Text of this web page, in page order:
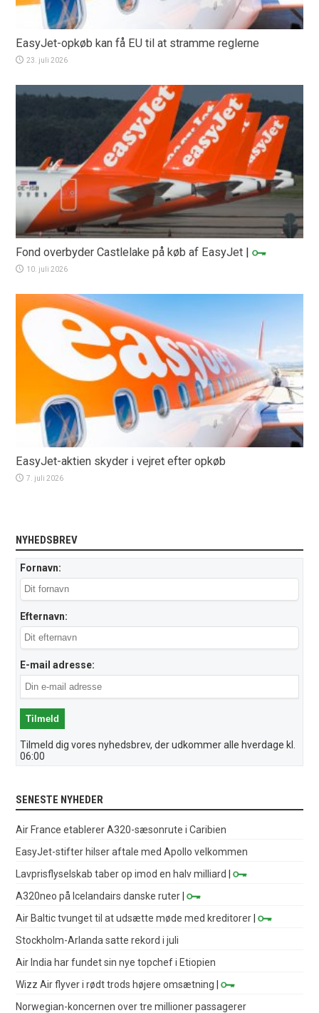
EasyJet-opkøb kan få EU til at stramme reglerne
23. juli 2026
Fond overbyder Castlelake på køb af EasyJet |
10. juli 2026
EasyJet-aktien skyder i vejret efter opkøb
7. juli 2026
NYHEDSBREV
Fornavn:
Efternavn:
E-mail adresse:
Tilmeld dig vores nyhedsbrev, der udkommer alle hverdage kl.
06:00
SENESTE NYHEDER
Air France etablerer A320-sæsonrute i Caribien
EasyJet-stifter hilser aftale med Apollo velkommen
Lavprisflyselskab taber op imod en halv milliard
|
A320neo på Icelandairs danske ruter |
Air Baltic tvunget til at udsætte møde med kreditorer |
Stockholm-Arlanda satte rekord i juli
Air India har fundet sin nye topchef i Etiopien
Wizz Air flyver i rødt trods højere omsætning |
Norwegian-koncernen over tre millioner passagerer